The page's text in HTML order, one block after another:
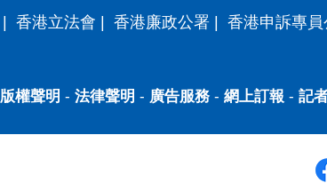
| 香港立法會 | 香港廉政公署 | 香港申訴專員
版權聲明 - 法律聲明 - 廣告服務- 網上訂報 - 記